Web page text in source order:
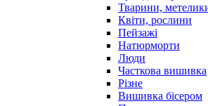
Тварини,
Квіти, рослини
Пейзажі
Натюрморти
Люди
Часткова вишивка
Різне
Вишивка бісером